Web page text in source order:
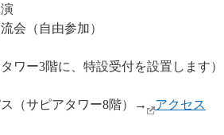
（自由参加）
ワー3階に、特設受付を設置します）
（サピアタワー8階）→ アクセス